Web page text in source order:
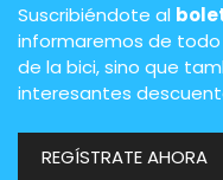
Suscribiéndote al
informaremos de
de la bici, sino que
interesantes
REGÍSTRATE AHORA